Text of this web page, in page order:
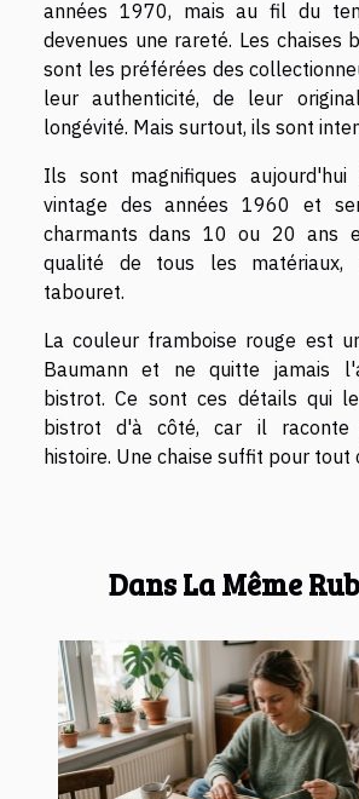
années 1970, mais au fil du
devenues une rareté. Les chaises
sont les préférées des
leur authenticité, de leur
longévité. Mais surtout, ils sont
Ils sont magnifiques aujourd'hui
vintage des années 1960 et
charmants dans 10 ou 20 ans
qualité de tous les matériaux,
tabouret.
La couleur framboise rouge est
Baumann et ne quitte jamais
bistrot. Ce sont ces détails qui
bistrot d'à côté, car il raconte
histoire. Une chaise suffit pour tout
Dans La Même